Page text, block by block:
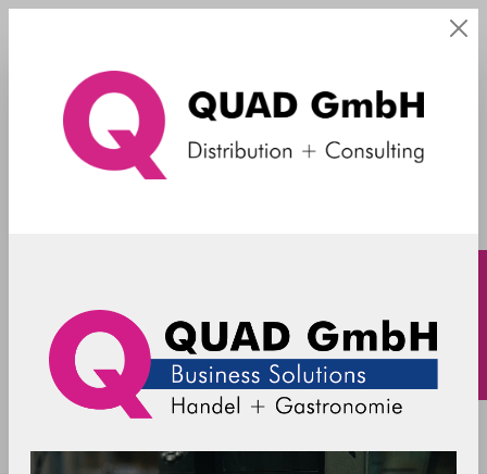
FAKRA/TNC-R - 1m - ARU 2xxx / ARU
3xxx / RRU 1xxx / RRU 4xxx
52010527